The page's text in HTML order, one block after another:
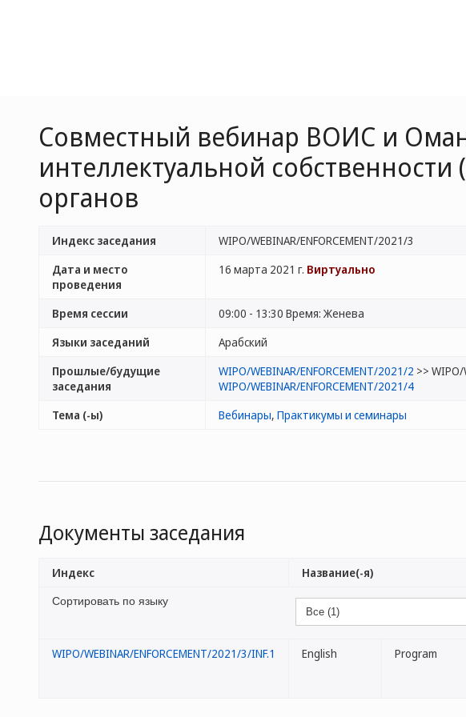
Совместный вебинар ВОИС и
интеллектуальной
органов
Индекс заседания
WIPO/WEBINAR/ENFORCEMENT/2021/3
Дата и место
проведения
16 марта 2021 г. Виртуально
Время сессии
09:00 - 13:30 Время: Женева
Языки заседаний
Арабский
Прошлые/будущие
заседания
WIPO/WEBINAR/ENFORCEMENT/2021/2 >> WIPO/
WIPO/WEBINAR/ENFORCEMENT/2021/4
Тема (-ы)
Вебинары, Практикумы и семинары
Документы заседания
Сортировать по языку
Индекс Название(-я)
WIPO/WEBINAR/ENFORCEMENT/2021/3/INF.1 English Program